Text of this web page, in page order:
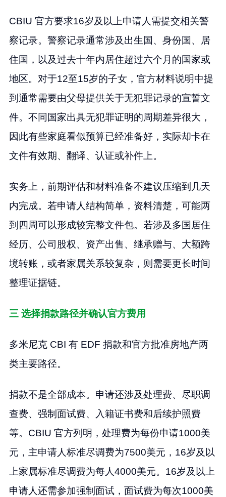
CBIU 官方要求16岁及以上申请人需提交相关警
察记录。警察记录通常涉及出生国、身份国、居
住国，以及过去十年内居住超过六个月的国家或
地区。对于12至15岁的子女，官方材料说明中提
到通常需要由父母提供关于无犯罪记录的宣誓文
件。不同国家出具无犯罪证明的周期差异很大，
因此有些家庭看似预算已经准备好，实际却卡在
文件有效期、翻译、认证或补件上。
实务上，前期评估和材料准备不建议压缩到几天
内完成。若申请人结构简单，资料清楚，可能两
到四周可以形成较完整文件包。若涉及多国居住
经历、公司股权、资产出售、继承赠与、大额跨
境转账，或者家属关系较复杂，则需要更长时间
整理证据链。
三 选择捐款路径并确认官方费用
多米尼克 CBI 有 EDF 捐款和官方批准房地产两
类主要路径。
捐款不是全部成本。申请还涉及处理费、尽职调
查费、强制面试费、入籍证书费和后续护照费
等。CBIU 官方列明，处理费为每份申请1000美
元，主申请人标准尽调费为7500美元，16岁及以
上家属标准尽调费为每人4000美元。16岁及以上
申请人还需参加强制面试，面试费为每次1000美